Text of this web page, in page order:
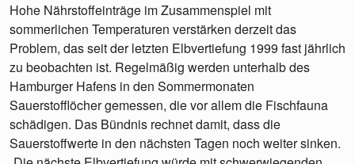
Hohe Nährstoffeinträge im Zusammenspiel mit
sommerlichen Temperaturen verstärken derzeit das
Problem, das seit der letzten Elbvertiefung 1999 fast jährlich
zu beobachten ist. Regelmäßig werden unterhalb des
Hamburger Hafens in den Sommermonaten
Sauerstofflöcher gemessen, die vor allem die Fischfauna
schädigen. Das Bündnis rechnet damit, dass die
Sauerstoffwerte in den nächsten Tagen noch weiter sinken.